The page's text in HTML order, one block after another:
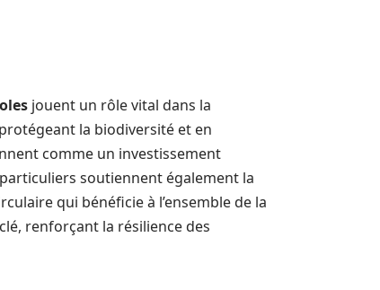
jouent un rôle vital dans la
la biodiversité et en
comme un investissement
soutiennent également la
qui bénéficie à l’ensemble de la
renforçant la résilience des